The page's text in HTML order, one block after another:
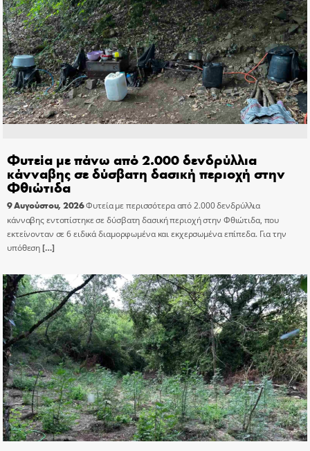
Φυτεία με πάνω από 2.000 δενδρύλλια
κάνναβης σε δύσβατη δασική περιοχή στην
Φθιώτιδα
9 Αυγούστου, 2026Φυτεία με περισσότερα από 2.000 δενδρύλλια
κάνναβης εντοπίστηκε σε δύσβατη δασική περιοχή στην Φθιώτιδα, που
εκτείνονταν σε 6 ειδικά διαμορφωμένα και εκχερσωμένα επίπεδα. Για την
υπόθεση[…]